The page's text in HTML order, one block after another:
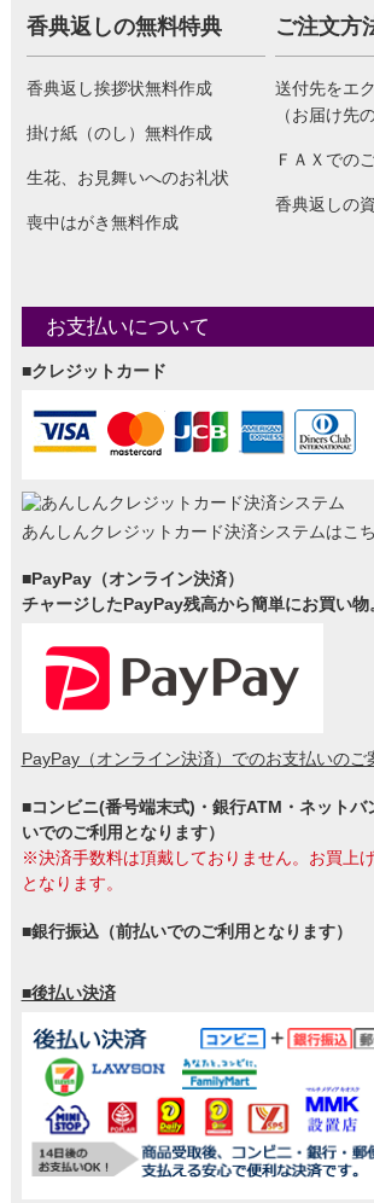
香典返しの無料特典
香典返し挨拶状無料作成
掛け紙（のし）無料作成
生花、お見舞いへのお礼状
喪中はがき無料作成
ご注文方
送付先をエ
（お届け先
ＦＡＸでの
香典返しの
お支払いについて
■クレジットカード
あんしんクレジットカード決済システムはこ
■PayPay（オンライン決済）
チャージしたPayPay残高から簡単にお買い物
PayPay（オンライン決済）でのお支払いのご
■コンビニ(番号端末式)・銀行ATM・ネットバ
いでのご利用となります）
※決済手数料は頂戴しておりません。お買上
となります。
■銀行振込（前払いでのご利用となります）
■後払い決済